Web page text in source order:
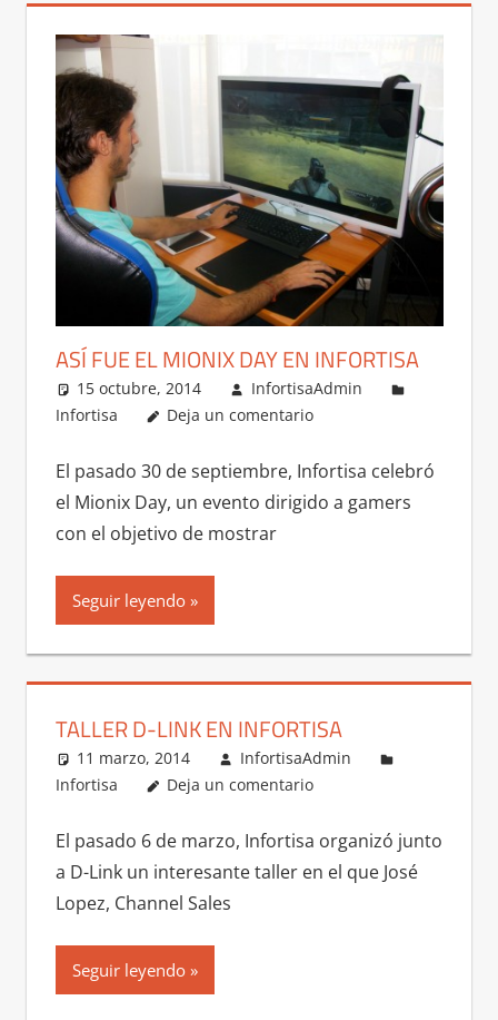
ASÍ FUE EL MIONIX DAY EN INFORTISA
15 octubre, 2014
InfortisaAdmin
Infortisa
Deja un comentario
El pasado 30 de septiembre, Infortisa celebró
el Mionix Day, un evento dirigido a gamers
con el objetivo de mostrar
Seguir leyendo
TALLER D-LINK EN INFORTISA
11 marzo, 2014
InfortisaAdmin
Infortisa
Deja un comentario
El pasado 6 de marzo, Infortisa organizó junto
a D-Link un interesante taller en el que José
Lopez, Channel Sales
Seguir leyendo